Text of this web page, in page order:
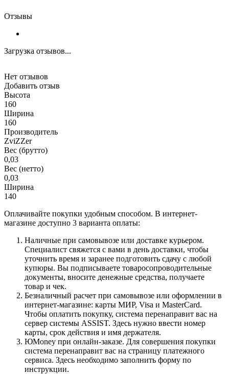
Отзывы
Загрузка отзывов...
Нет отзывов
Добавить отзыв
Высота
160
Ширина
160
Производитель
ZviZZer
Вес (брутто)
0,03
Вес (нетто)
0,03
Ширина
140
Оплачивайте покупки удобным способом. В интернет-
магазине доступно 3 варианта оплаты:
Наличные при самовывозе или доставке курьером.
Специалист свяжется с вами в день доставки, чтобы
уточнить время и заранее подготовить сдачу с любой
купюры. Вы подписываете товаросопроводительные
документы, вносите денежные средства, получаете
товар и чек.
Безналичный расчет при самовывозе или оформлении в
интернет-магазине: карты МИР, Visa и MasterCard.
Чтобы оплатить покупку, система перенаправит вас на
сервер системы ASSIST. Здесь нужно ввести номер
карты, срок действия и имя держателя.
ЮMoney при онлайн-заказе. Для совершения покупки
система перенаправит вас на страницу платежного
сервиса. Здесь необходимо заполнить форму по
инструкции.